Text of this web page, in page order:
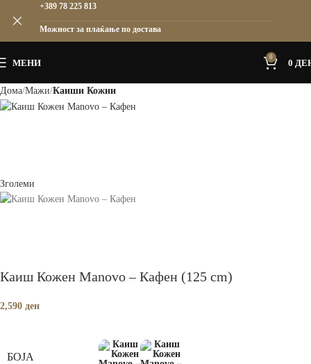
МЕНИ
0
0
Дома Мажи Каиши Кожни
Зголеми
Каиш Кожен Manovo – Кафен (125 cm)
2,590 ден
БОЈА
+389 78 225 813
Можност за плаќање по достава